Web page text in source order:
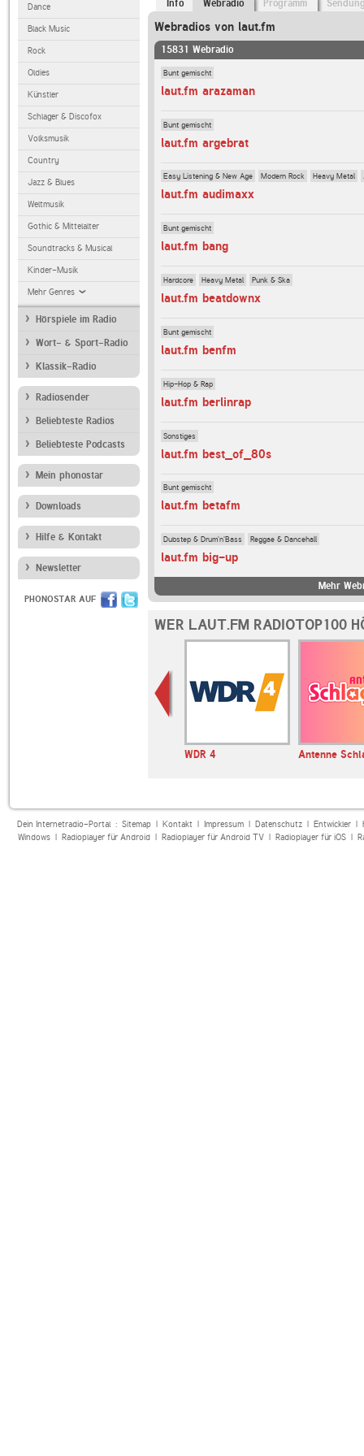
Dance
Black Music
Rock
Oldies
Künstler
Schlager & Discofox
Volksmusik
Country
Jazz & Blues
Weltmusik
Gothic & Mittelalter
Soundtracks & Musical
Kinder-Musik
Mehr Genres
Hörspiele im Radio
Wort- & Sport-Radio
Klassik-Radio
Radiosender
Beliebteste Radios
Beliebteste Podcasts
Mein phonostar
Downloads
Hilfe & Kontakt
Newsletter
PHONOSTAR AUF
Info Webradio Programm
Webradios von laut.fm
15831 Webradio
Bunt gemischt
laut.fm arazaman
Bunt gemischt
laut.fm argebrat
Easy Listening & New Age Modern Rock Heavy Metal
laut.fm audimaxx
Bunt gemischt
laut.fm bang
Hardcore Heavy Metal Punk & Ska
laut.fm beatdownx
Bunt gemischt
laut.fm benfm
Hip-Hop & Rap
laut.fm berlinrap
Sonstiges
laut.fm best_of_80s
Bunt gemischt
laut.fm betafm
Dubstep & Drum'n'Bass Reggae & Dancehall
laut.fm big-up
Mehr
WER LAUT.FM RADIOTOP100
WDR 4 Antenne
Dein Internetradio-Portal : Sitemap| Kontakt| Impressum| Datenschutz| Entwickler|
Windows| Radioplayer für Android| Radioplayer für Android TV| Radioplayer für iOS|